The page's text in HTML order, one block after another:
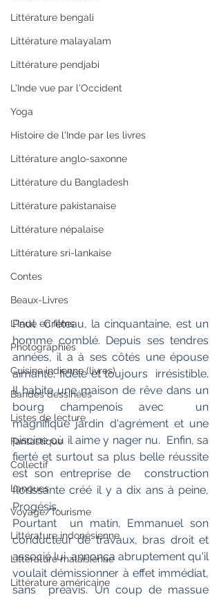
Littérature bengali
Littérature malayalam
Littérature pendjabi
L'Inde vue par l'Occident
Yoga
Histoire de l'Inde par les livres
Littérature anglo-saxonne
Littérature du Bangladesh
Littérature pakistanaise
Littérature népalaise
Littérature sri-lankaise
Contes
Beaux-Livres
L'Inde en films
Photographies
Cuisine indienne (livres)
Bandes dessinées
Listes de lecture
Fantastique
Collectif
Langues
Voyage/Tourisme
Littérature indonésienne
Littérature malaisienne
Littérature américaine
Paul  Créteau, la cinquantaine, est un
homme comblé. Depuis ses tendres
années, il a à ses côtés une épouse
aimante, fidèle et toujours  irrésistible.
Il habite une maison de rêve dans un
bourg champenois avec  un
magnifique jardin d'agrément et une
piscine où il aime y nager nu.  Enfin, sa
fierté et surtout sa plus belle réussite
est son entreprise de  construction
florissante créé il y a dix ans à peine,
Progésis.
Pourtant  un matin, Emmanuel son
conducteur de travaux, bras droit et
associé lui  annonça abruptement qu'il
voulait démissionner à effet immédiat,
sans  préavis. Un coup de massue